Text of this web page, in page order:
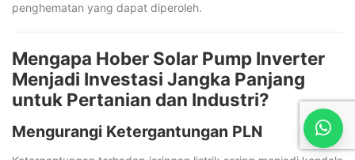
penghematan yang dapat diperoleh.
Mengapa Hober Solar Pump Inverter
Menjadi Investasi Jangka Panjang
untuk Pertanian dan Industri?
Mengurangi Ketergantungan PLN